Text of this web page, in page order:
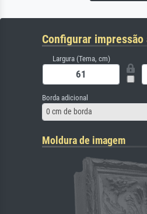
Configurar
Largura (Tema, cm)
Borda adicional
0 cm de borda
Moldura de imagem